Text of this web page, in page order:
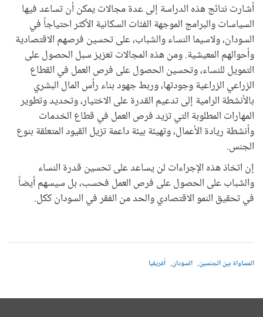
أشارت نتائج هذه الدراسة إلى عدة مجالات يمكن أن تساعد فيها
السياسات والبرامج الموجهة الفئات السكانية الأكثر احتياجاً في
السودان، ولاسيما النساء والشباب، على تحسين فرصهم الاقتصادية
وأحوالهم المعيشية. ومن هذه المجالات تعزيز سبل الحصول على
التمويل للنساء، وتحسين الحصول على فرص العمل في القطاع
الزراعي الزراعية وجودتها، وربط جهود بناء رأس المال البشري
بالأنشطة الرامية إلى تدعيم القدرة على الاختيار، وتحديد وتطوير
المهارات المطلوبة التي تزيد فرص العمل في قطاع الخدمات
وأنشطة ريادة الأعمال، وتهيئة بيئة داعمة تزيل القيود المتعلقة بنوع
الجنس.
إن اتخاذ هذه الإجراءات لن يساعد على تحسين قدرة النساء
والشباب على الحصول على فرص العمل فحسب، بل سيسهم أيضاً
في تحقيق النمو الاقتصادي والحد من الفقر في السودان ككل.
المساواة بين الجنسين السودان أفريقيا